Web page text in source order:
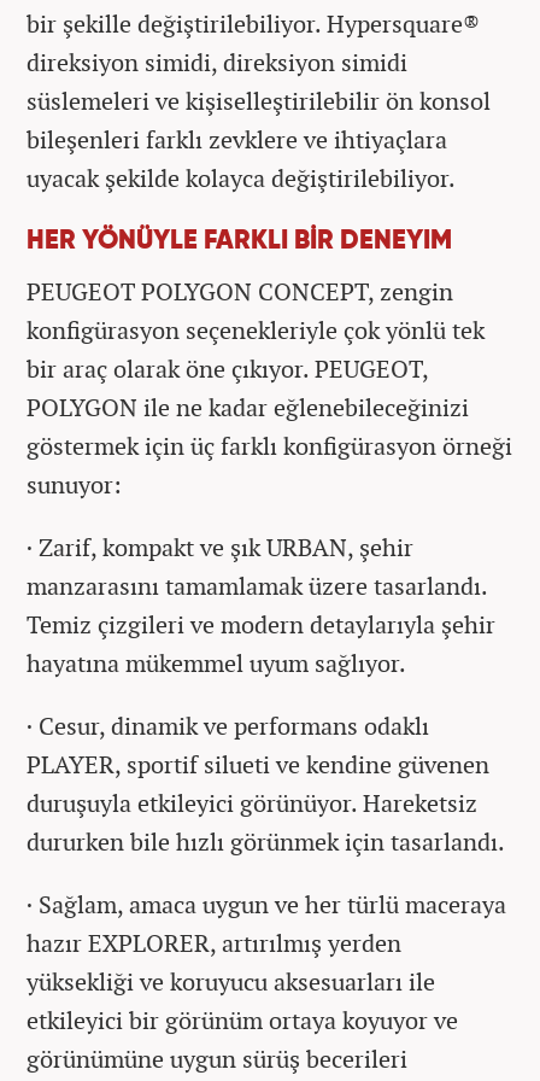
bir şekille değiştirilebiliyor. Hypersquare®
direksiyon simidi, direksiyon simidi
süslemeleri ve kişiselleştirilebilir ön konsol
bileşenleri farklı zevklere ve ihtiyaçlara
uyacak şekilde kolayca değiştirilebiliyor.
HER YÖNÜYLE FARKLI BİR DENEYIM
PEUGEOT POLYGON CONCEPT, zengin
konfigürasyon seçenekleriyle çok yönlü tek
bir araç olarak öne çıkıyor. PEUGEOT,
POLYGON ile ne kadar eğlenebileceğinizi
göstermek için üç farklı konfigürasyon örneği
sunuyor:
· Zarif, kompakt ve şık URBAN, şehir
manzarasını tamamlamak üzere tasarlandı.
Temiz çizgileri ve modern detaylarıyla şehir
hayatına mükemmel uyum sağlıyor.
· Cesur, dinamik ve performans odaklı
PLAYER, sportif silueti ve kendine güvenen
duruşuyla etkileyici görünüyor. Hareketsiz
dururken bile hızlı görünmek için tasarlandı.
· Sağlam, amaca uygun ve her türlü maceraya
hazır EXPLORER, artırılmış yerden
yüksekliği ve koruyucu aksesuarları ile
etkileyici bir görünüm ortaya koyuyor ve
görünümüne uygun sürüş becerileri